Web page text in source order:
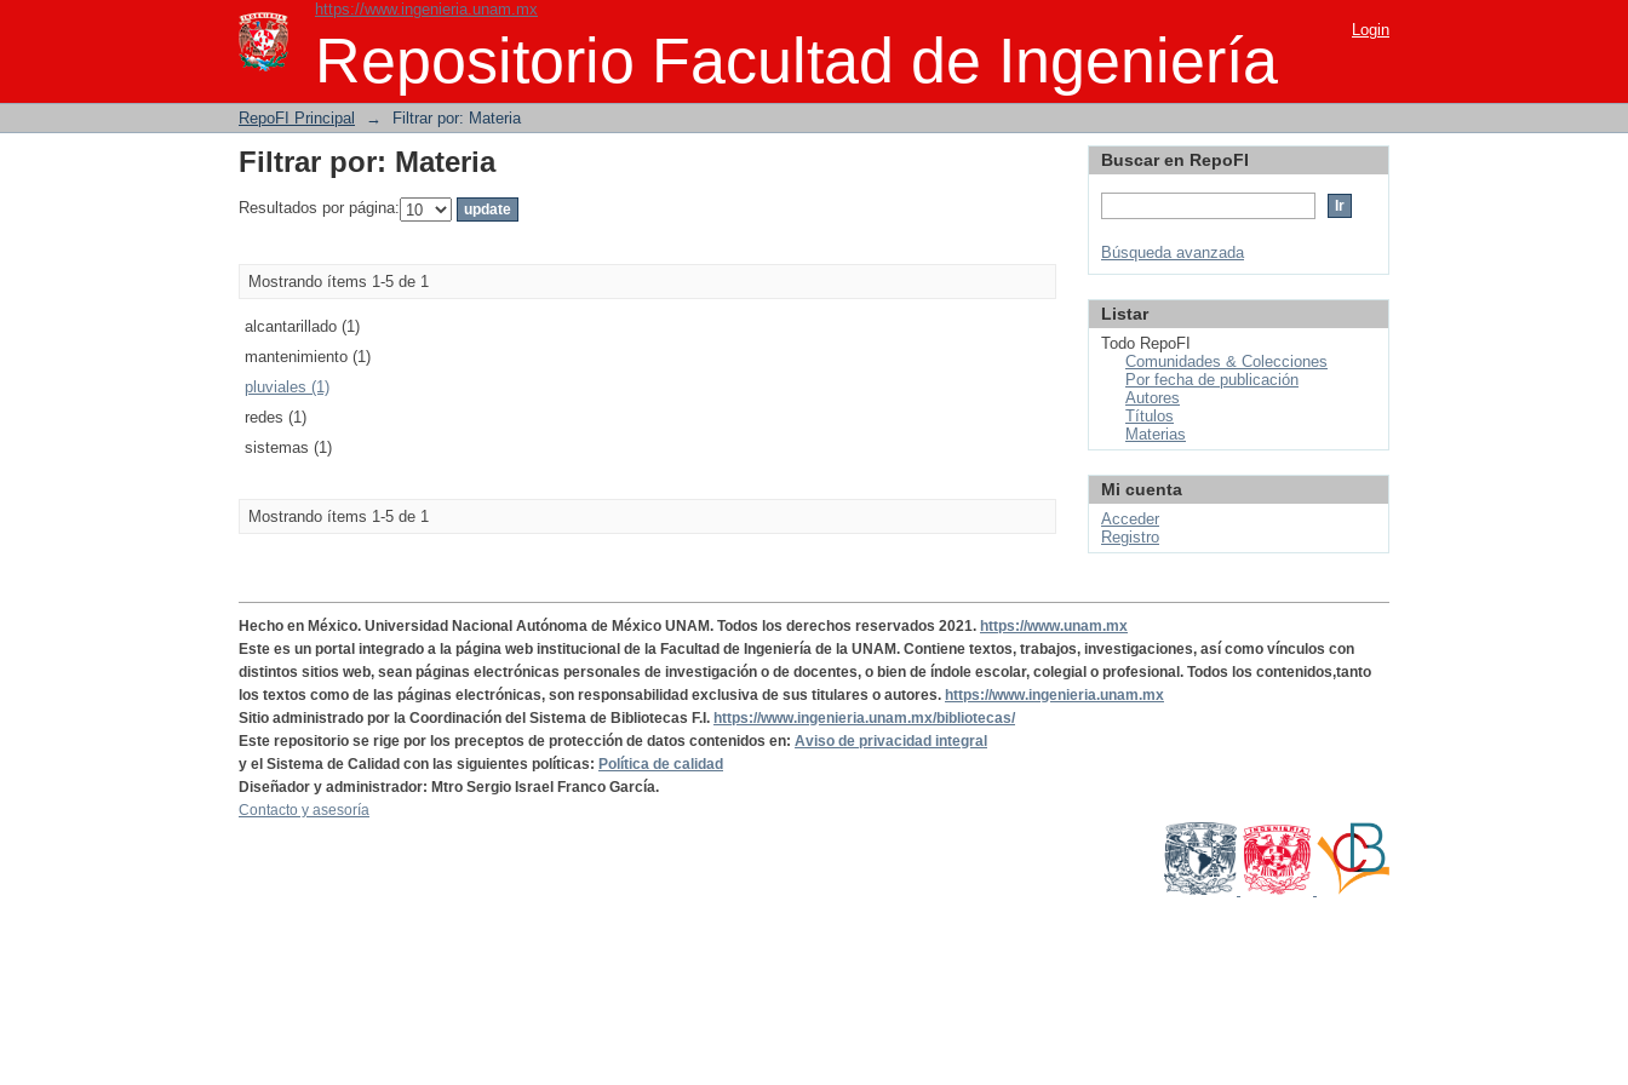
https://www.ingenieria.unam.mx
Repositorio Facultad de Ingeniería
Filtrar por: Materia Login
RepoFI Principal → Filtrar por: Materia
Filtrar por: Materia
Resultados por página:
Mostrando ítems 1-5 de 1
alcantarillado (1)
mantenimiento (1)
pluviales (1)
redes (1)
sistemas (1)
Mostrando ítems 1-5 de 1
Buscar en RepoFI
Búsqueda avanzada
Listar
Todo RepoFI
Comunidades & Colecciones
Por fecha de publicación
Autores
Títulos
Materias
Mi cuenta
Acceder
Registro
Hecho en México. Universidad Nacional Autónoma de México UNAM. Todos los derechos reservados 2021. https://www.unam.mx
Este es un portal integrado a la página web institucional de la Facultad de Ingeniería de la UNAM. Contiene textos, trabajos, investigaciones, así como vínculos con
distintos sitios web, sean páginas electrónicas personales de investigación o de docentes, o bien de índole escolar, colegial o profesional. Todos los contenidos,tanto
los textos como de las páginas electrónicas, son responsabilidad exclusiva de sus titulares o autores. https://www.ingenieria.unam.mx
Sitio administrado por la Coordinación del Sistema de Bibliotecas F.I. https://www.ingenieria.unam.mx/bibliotecas/
Este repositorio se rige por los preceptos de protección de datos contenidos en: Aviso de privacidad integral
y el Sistema de Calidad con las siguientes políticas: Política de calidad
Diseñador y administrador: Mtro Sergio Israel Franco García.
Contacto y asesoría